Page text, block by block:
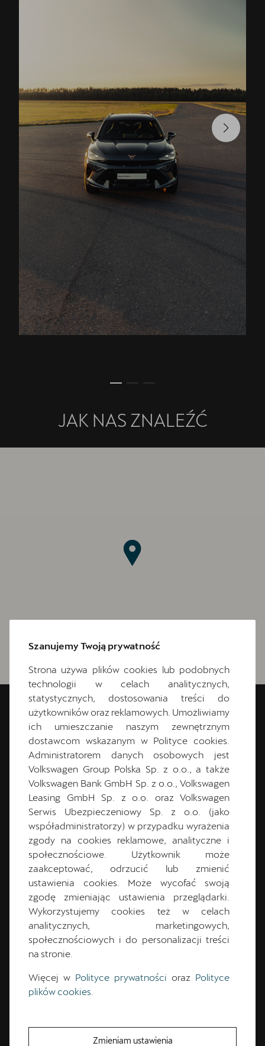
JAK NAS ZNALEŹĆ
CUPRA Toruń
Szosa Lubicka 17
87-100Toruń
+48 56 477 50 51
salon@cupratorun.pl
Wyznacz trasę
KONTAKT
Wybrany dział
Sprzedaż
Zmień
Dane kontaktowe
Szanujemy Twoją prywatność
Strona używa plików cookies lub podobnych
technologii w celach analitycznych,
statystycznych, dostosowania treści do
użytkowników oraz reklamowych. Umożliwiamy
ich umieszczanie naszym zewnętrznym
dostawcom wskazanym w Polityce cookies.
Administratorem danych osobowych jest
Volkswagen Group Polska Sp. z o.o., a także
Volkswagen Bank GmbH Sp. z o.o., Volkswagen
Leasing GmbH Sp. z o.o. oraz Volkswagen
Serwis Ubezpieczeniowy Sp. z o.o. (jako
współadministratorzy) w przypadku wyrażenia
zgody na cookies reklamowe, analityczne i
społecznościowe. Użytkownik może
zaakceptować, odrzucić lub zmienić
ustawienia cookies. Może wycofać swoją
zgodę zmieniając ustawienia przeglądarki.
Wykorzystujemy cookies też w celach
analitycznych, marketingowych,
społecznościowych i do personalizacji treści
na stronie.
Więcej w Polityce prywatności oraz Polityce
plików cookies
Zmieniam ustawienia